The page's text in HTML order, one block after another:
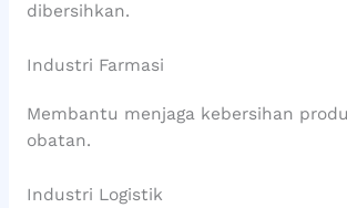
dibersihkan.
Industri Farmasi
Membantu menjaga kebersihan
obatan.
Industri Logistik